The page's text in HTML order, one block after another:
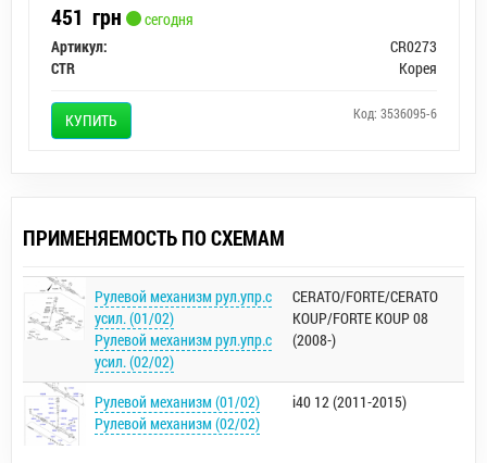
451 грн
сегодня
Артикул:
CR0273
CTR
Корея
КУПИТЬ Код: 3536095-6
ПРИМЕНЯЕМОСТЬ ПО СХЕМАМ
Рулевой механизм рул.упр.с
усил. (01/02)
Рулевой механизм рул.упр.с
усил. (02/02)
CERATO/FORTE/CERATO
KOUP/FORTE KOUP 08
(2008-)
Рулевой механизм (01/02)
Рулевой механизм (02/02)
i40 12 (2011-2015)